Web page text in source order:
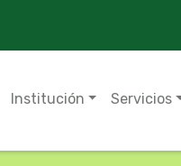
Institución Servicios